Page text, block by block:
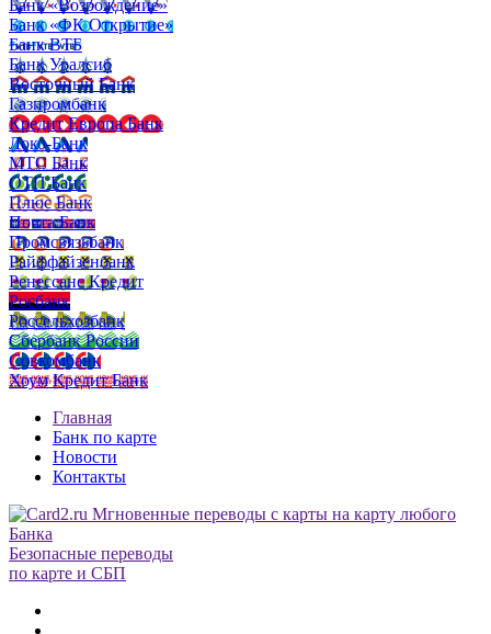
Банк «Возрождение»
Банк «ФК Открытие»
Банк ВТБ
Банк Уралсиб
Восточный Банк
Газпромбанк
Кредит Европа Банк
Локо-Банк
МТС Банк
ОТП Банк
Плюс Банк
Почта Банк
Промсвязьбанк
Райффайзенбанк
Ренессанс Кредит
Росбанк
Россельхозбанк
Сбербанк России
Совкомбанк
Хоум Кредит Банк
Главная
Банк по карте
Новости
Контакты
Безопасные переводы
по карте и СБП